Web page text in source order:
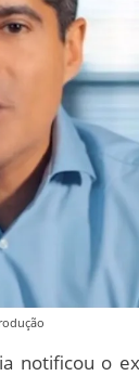
notificou o